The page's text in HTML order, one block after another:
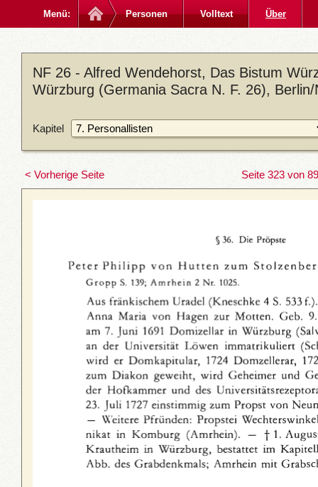
Menü: Personen Volltext Über
NF 26 - Alfred Wendehorst, Das Bistum
Würzburg (Germania Sacra N. F. 26), Berlin/
Kapitel
< Vorherige Seite Seite 323 von